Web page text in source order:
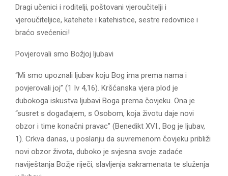
A
R
M
N
Dragi učenici i roditelji, poštovani vjeroučitelji i
vjeroučiteljice, katehete i katehistice, sestre redovnice i
braćo svećenici!
Povjerovali smo Božjoj ljubavi
“Mi smo upoznali ljubav koju Bog ima prema nama i
povjerovali joj” (1 Iv 4,16). Kršćanska vjera plod je
dubokoga iskustva ljubavi Boga prema čovjeku. Ona je
“susret s događajem, s Osobom, koja životu daje novi
obzor i time konačni pravac” (Benedikt XVI., Bog je ljubav,
1). Crkva danas, u poslanju da suvremenom čovjeku približi
novi obzor života, duboko je svjesna svoje zadaće
naviještanja Božje riječi, slavljenja sakramenata te služenja